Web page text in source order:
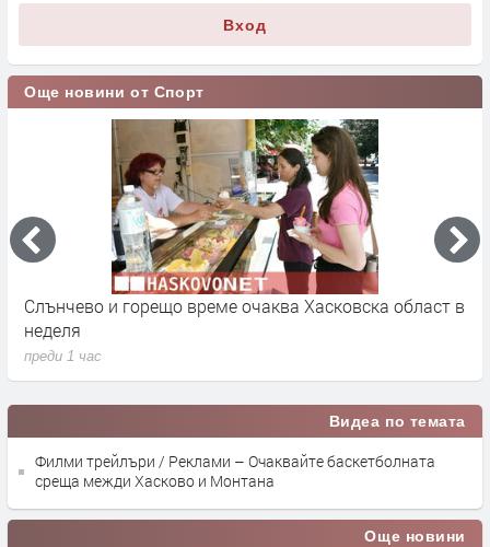
Вход
Още новини от Спорт
Слънчево и горещо време очаква Хасковска област в
неделя
преди 1 час
Видеа по темата
Филми трейлъри / Реклами – Очаквайте баскетболната
среща межди Хасково и Монтана
Още новини